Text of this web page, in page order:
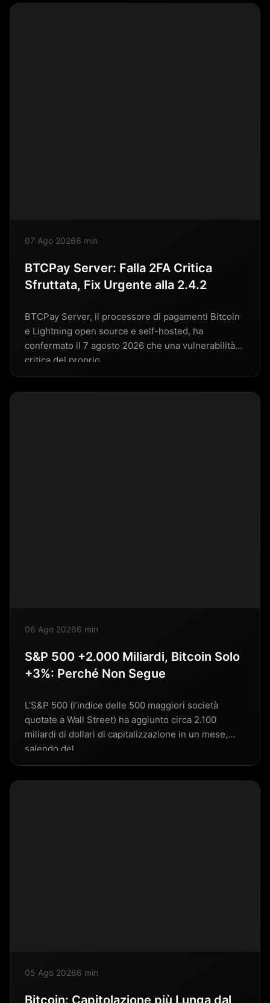
07 Ago 20266 min
BTCPay Server: Falla 2FA Critica
Sfruttata, Fix Urgente alla 2.4.2
BTCPay Server, il processore di pagamenti Bitcoin
e Lightning open source e self-hosted, ha
confermato il 7 agosto 2026 che una vulnerabilità
critica del proprio…
06 Ago 20266 min
S&P 500 +2.000 Miliardi, Bitcoin Solo
+3%: Perché Non Segue
L’S&P 500 (l’indice delle 500 maggiori società
quotate a Wall Street) ha aggiunto circa 2.100
miliardi di dollari di capitalizzazione in un mese,
salendo del…
05 Ago 20266 min
Bitcoin: Capitolazione più Lunga dal